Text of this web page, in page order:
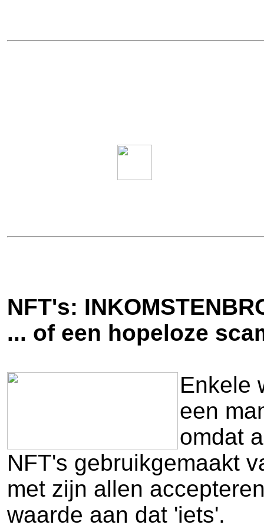
NFT's:
... of een hopeloze
Enkele
een
omdat
NFT's gebruikgemaakt
met zijn allen
waarde aan dat 'iets'.